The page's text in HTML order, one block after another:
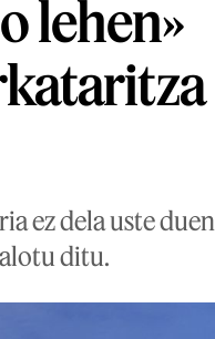
lehen»
ez dela uste duen
ditu.